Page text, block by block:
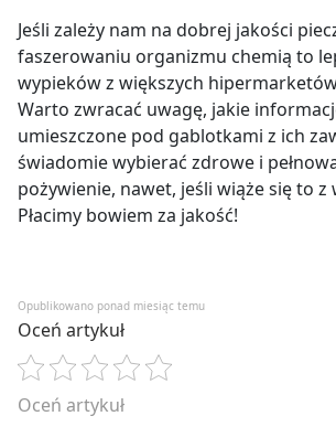
Jeśli zależy nam na dobrej jakości
faszerowaniu organizmu chemią to
wypieków z większych
Warto zwracać uwagę, jakie
umieszczone pod gablotkami z ich
świadomie wybierać zdrowe i
pożywienie, nawet, jeśli wiąże się to z
Płacimy bowiem za jakość!
Opublikowano ponad miesiąc temu
Oceń artykuł
Oceń artykuł